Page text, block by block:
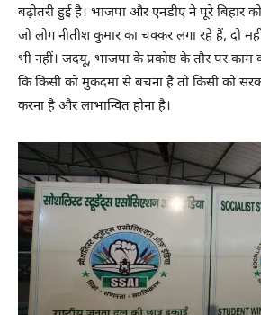
बढ़ोतरी हुई है। भाजपा और एनडीए ने पूरे बिहार
जो लोग नीतीश कुमार का चक्कर लगा रहे हैं, दो
भी नहीं। जदयू, भाजपा के प्रकोष्ठ के तौर पर काम
कि किसी को मुकदमा से बचना है तो किसी को
करना है और लाभान्वित होना है।